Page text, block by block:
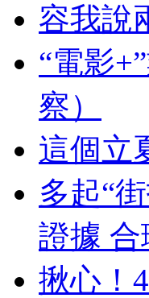
容我說
“電影
察）
這個立
多起“
證據
揪心！